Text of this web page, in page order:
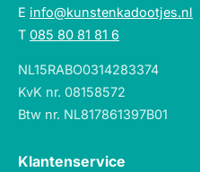
E info@kunstenkadootjes.nl
T 085 80 81 81 6
NL15RABO0314283374
KvK nr. 08158572
Btw nr. NL817861397B01
Klantenservice